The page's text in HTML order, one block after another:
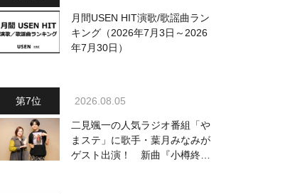
月間USEN HIT演歌/歌謡曲ラン
キング（2026年7月3日～2026
年7月30日）
2026.08.05
二見颯一の人気ラジオ番組「や
まステ」に歌手・葉月みなみが
ゲスト出演！ 新曲『小樽終着